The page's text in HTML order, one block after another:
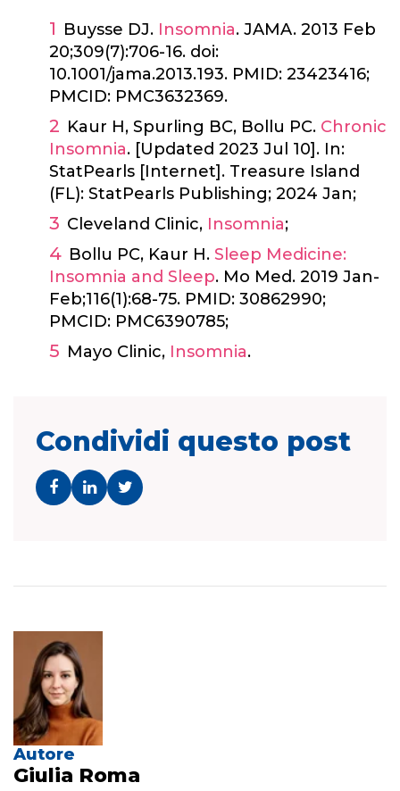
Buysse DJ. Insomnia. JAMA. 2013 Feb
20;309(7):706-16. doi:
10.1001/jama.2013.193. PMID: 23423416;
PMCID: PMC3632369.
Kaur H, Spurling BC, Bollu PC. Chronic
Insomnia. [Updated 2023 Jul 10]. In:
StatPearls [Internet]. Treasure Island
(FL): StatPearls Publishing; 2024 Jan;
Cleveland Clinic, Insomnia;
Bollu PC, Kaur H. Sleep Medicine:
Insomnia and Sleep. Mo Med. 2019 Jan-
Feb;116(1):68-75. PMID: 30862990;
PMCID: PMC6390785;
Mayo Clinic, Insomnia.
Condividi questo post
Autore
Giulia Roma